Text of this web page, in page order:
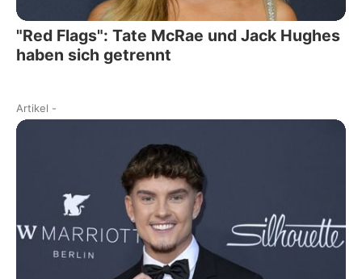
"Red Flags": Tate McRae und Jack Hughes
haben sich getrennt
Artikel -